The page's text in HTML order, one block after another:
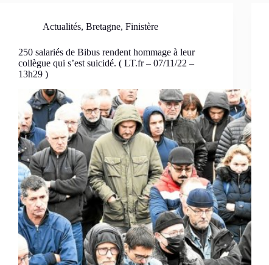
Actualités, Bretagne, Finistère
250 salariés de Bibus rendent hommage à leur
collègue qui s’est suicidé. ( LT.fr – 07/11/22 –
13h29 )